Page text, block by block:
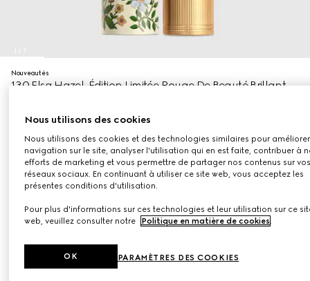
Nouveautés
130 Elsa Hazel, Édition Limitée Rouge De Beauté Brillant
€ 51Nous utilisons des cookies
Nous utilisons des cookies et des technologies similaires pour
navigation sur le site, analyser l'utilisation qui en est faite, contribuer à
efforts de marketing et vous permettre de partager nos contenus sur vos
réseaux sociaux. En continuant à utiliser ce site web, vous acceptez les
présentes conditions d'utilisation.
Pour plus d'informations sur ces technologies et leur utilisation sur ce
web, veuillez consulter notre
Politique en matière de cookies.
PARAMÈTRES DES COOKIES
OK